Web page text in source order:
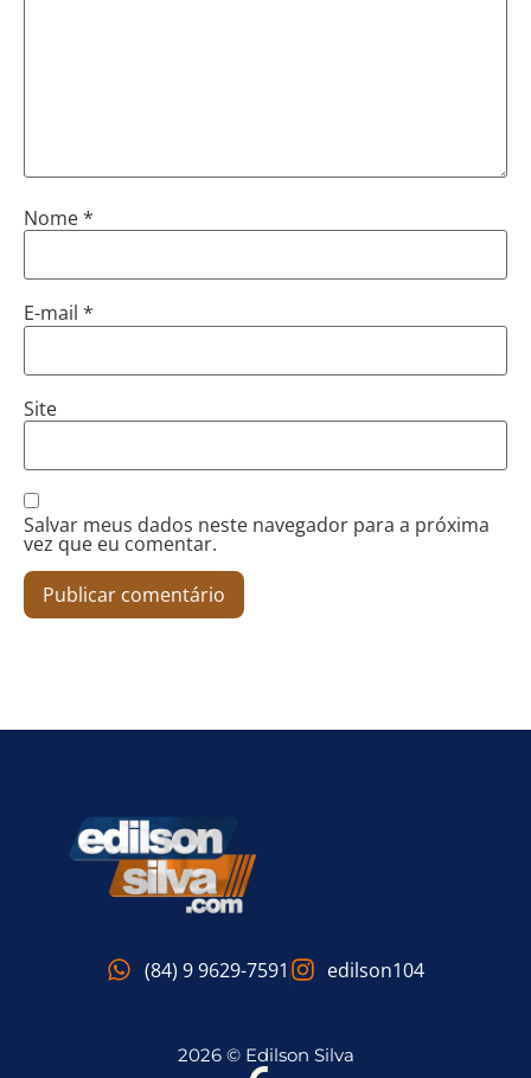
Nome*
E-mail *
Site
Salvar meus dados neste navegador para a próxima
vez que eu comentar.
(84) 9 9629-7591 edilson104
2026 © Edilson Silva